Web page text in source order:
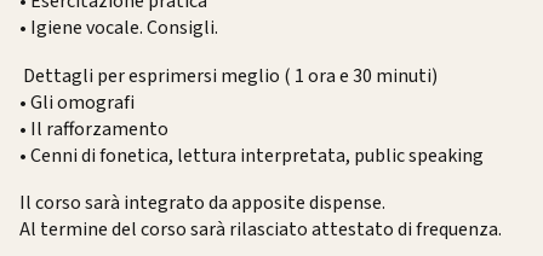
• Igiene vocale. Consigli.
Dettagli per esprimersi meglio ( 1 ora e 30 minuti)
• Gli omografi
• Il rafforzamento
• Cenni di fonetica, lettura interpretata, public speaking
Il corso sarà integrato da apposite dispense.
Al termine del corso sarà rilasciato attestato di frequenza.